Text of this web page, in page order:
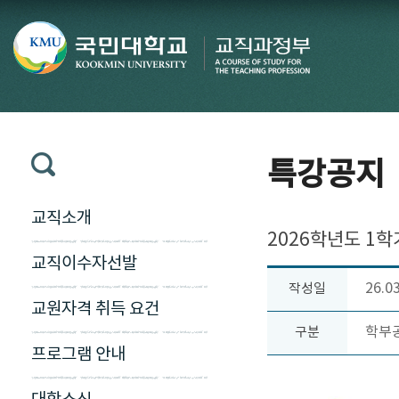
교직소개
교직이수자선발
교원자격 취득 요건
프로그램 안내
특강공지
2026학년도 1학
작성일
구분 학부